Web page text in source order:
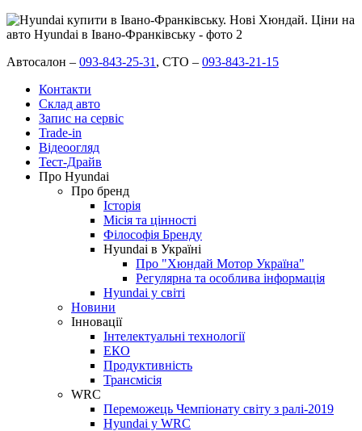
Автосалон – 093-843-25-31 , СТО – 093-843-21-15
Контакти
Склад авто
Запис на сервіс
Trade-in
Відеоогляд
Тест-Драйв
Про Hyundai
Про бренд
Історія
Місія та цінності
Філософія Бренду
Hyundai в Україні
Про "Хюндай Мотор Україна"
Регулярна та особлива інформація
Hyundai у світі
Новини
Інновації
Інтелектуальні технології
ЕКО
Продуктивність
Трансмісія
WRC
Переможець Чемпіонату світу з ралі-2019
Hyundai у WRC